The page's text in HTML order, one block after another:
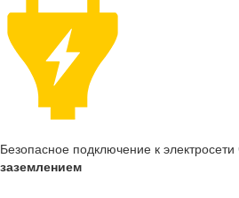
Безопасное подключение к электросети
заземлением